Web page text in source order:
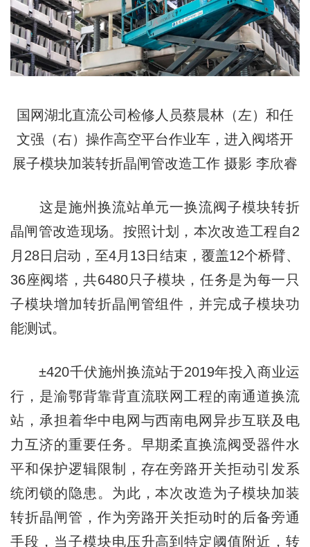
国网湖北直流公司检修人员蔡晨林（左）和任
文强（右）操作高空平台作业车，进入阀塔开
展子模块加装转折晶闸管改造工作 摄影 李欣睿
这是施州换流站单元一换流阀子模块转折
晶闸管改造现场。按照计划，本次改造工程自2
月28日启动，至4月13日结束，覆盖12个桥臂、
36座阀塔，共6480只子模块，任务是为每一只
子模块增加转折晶闸管组件，并完成子模块功
能测试。
±420千伏施州换流站于2019年投入商业运
行，是渝鄂背靠背直流联网工程的南通道换流
站，承担着华中电网与西南电网异步互联及电
力互济的重要任务。早期柔直换流阀受器件水
平和保护逻辑限制，存在旁路开关拒动引发系
统闭锁的隐患。为此，本次改造为子模块加装
转折晶闸管，作为旁路开关拒动时的后备旁通
手段，当子模块电压升高到特定阈值附近，转